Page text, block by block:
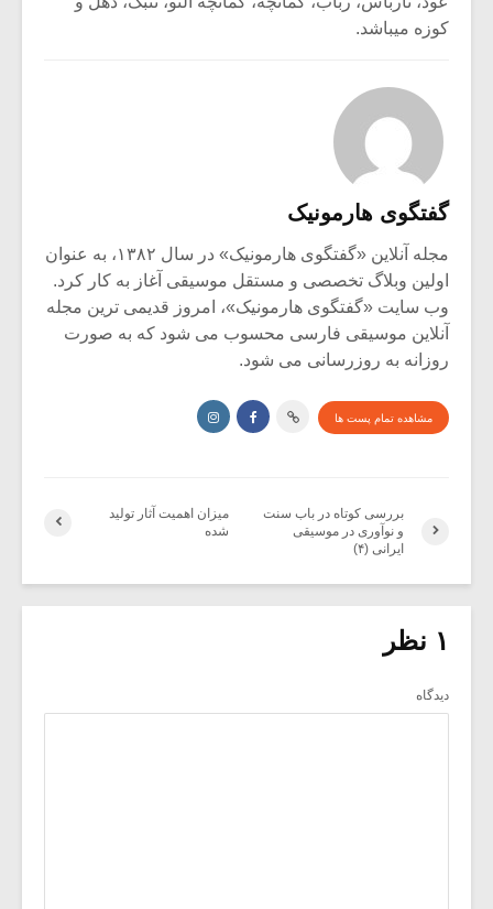
کوزه میباشد.
گفتگوی هارمونیک
مجله آنلاین «گفتگوی هارمونیک» در سال ۱۳۸۲، به عنوان
اولین وبلاگ تخصصی و مستقل موسیقی آغاز به کار کرد.
وب سایت «گفتگوی هارمونیک»، امروز قدیمی ترین مجله
آنلاین موسیقی فارسی محسوب می شود که به صورت
روزانه به روزرسانی می شود.
مشاهده تمام پست ها
میزان اهمیت آثار تولید
شده
بررسی کوتاه در باب سنت
و نوآوری در موسیقی
ایرانی (۴)
۱ نظر
دیدگاه